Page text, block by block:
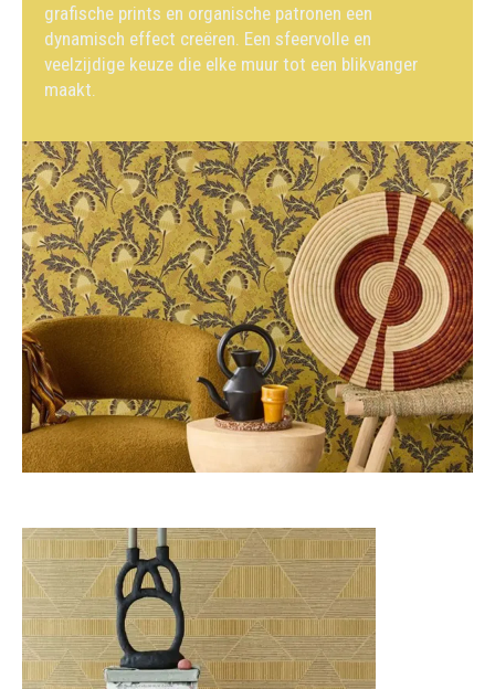
grafische prints en organische patronen een
dynamisch effect creëren. Een sfeervolle en
veelzijdige keuze die elke muur tot een blikvanger
maakt.